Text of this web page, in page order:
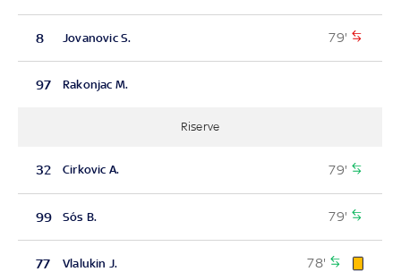
8 Jovanovic S. 79'
97 Rakonjac M.
Riserve
32 Cirkovic A. 79'
99 Sós B. 79'
77 Vlalukin J. 78'